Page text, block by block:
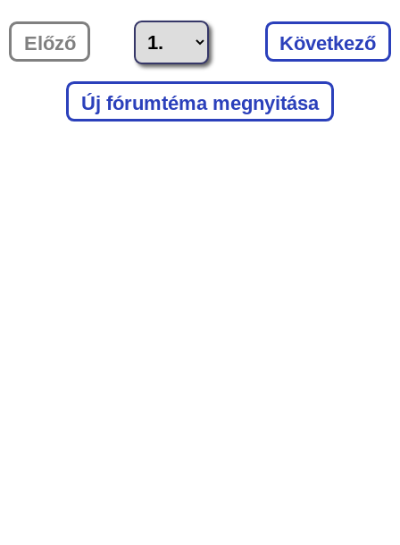
Előző Következő
Új fórumtéma megnyitása